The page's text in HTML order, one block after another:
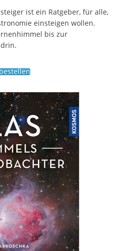
ist ein Ratgeber, für alle,
einsteigen wollen.
bis zur